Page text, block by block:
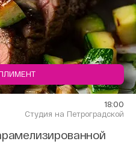
18:00
Студия на Петроградской